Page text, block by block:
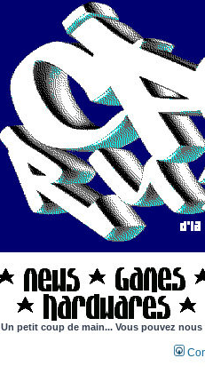
Un petit coup de main... Vous pouvez